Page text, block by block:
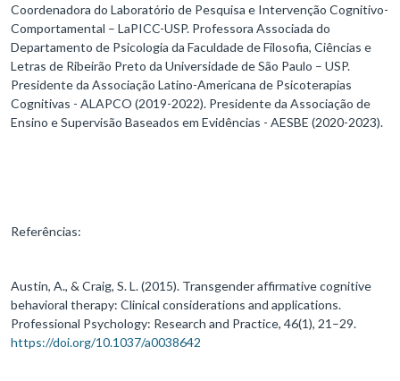
Coordenadora do Laboratório de Pesquisa e Intervenção Cognitivo-
Comportamental – LaPICC-USP. Professora Associada do
Departamento de Psicologia da Faculdade de Filosofia, Ciências e
Letras de Ribeirão Preto da Universidade de São Paulo – USP.
Presidente da Associação Latino-Americana de Psicoterapias
Cognitivas - ALAPCO (2019-2022). Presidente da Associação de
Ensino e Supervisão Baseados em Evidências - AESBE (2020-2023).
Referências:
Austin, A., & Craig, S. L. (2015). Transgender affirmative cognitive
behavioral therapy: Clinical considerations and applications.
Professional Psychology: Research and Practice, 46(1), 21–29.
https://doi.org/10.1037/a0038642